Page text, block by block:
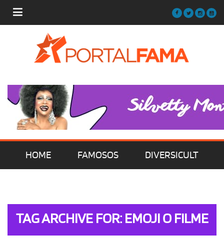
HOME FAMOSOS DIVERSICULT
OLHA ISSO! EU QUERO!
TAG ARCHIVE FOR: EMOJI O FILME